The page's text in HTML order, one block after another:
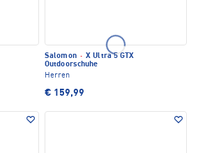
Salomon · X Ultra 5 GTX
Outdoorschuhe
Herren
€ 159,99